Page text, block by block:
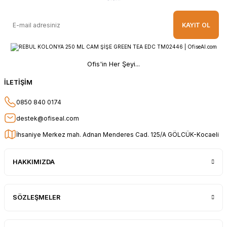
paketlenmiş, sorunsuz teslim aldım,
O... A... | 10/02/2026
Teşekkür ederim.
E... Ö... | 14/01/2026
Gayet başarılı ve ilgili firma. Fiyatları
uygun. Kargolama hızlı ve güvenli.
KAYIT OL
Ofis'in Her Şeyi...
İLETİŞİM
0850 840 0174
destek@ofiseal.com
İhsaniye Merkez mah. Adnan Menderes Cad. 125/A GÖLCÜK-Kocaeli
HAKKIMIZDA
SÖZLEŞMELER